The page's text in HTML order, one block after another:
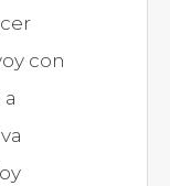
con